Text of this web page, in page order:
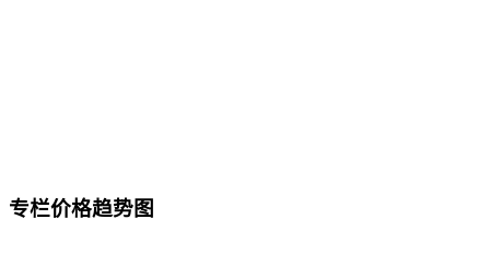
专栏价格趋势图